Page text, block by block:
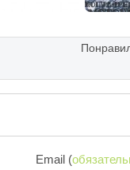
Email (